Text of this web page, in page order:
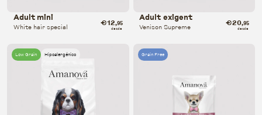
Adult mini
White hair special desde
€12,95
Adult exigent
Venison Supreme desde
€20,95
Low Grain Hipoalergénico Grain Free